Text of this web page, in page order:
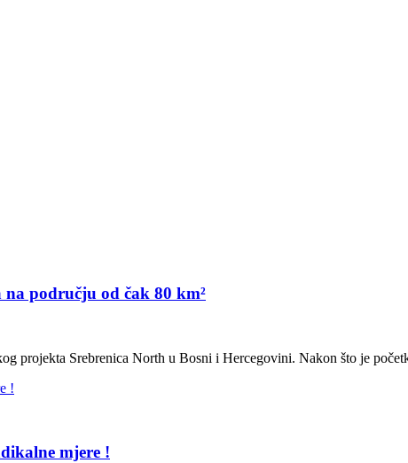
području od čak 80 km²
projekta Srebrenica North u Bosni i Hercegovini. Nakon što je
mjere !